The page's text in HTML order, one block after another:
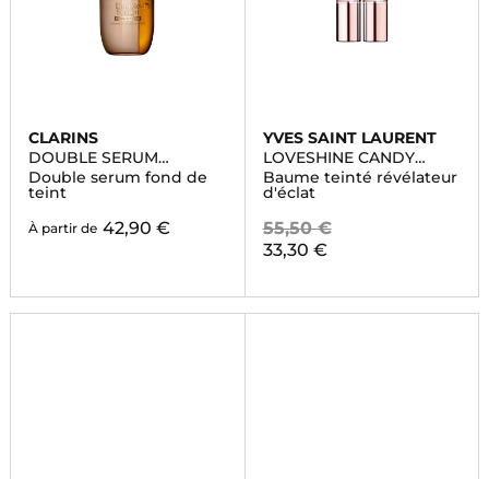
CLARINS
DOUBLE SERUM
FOUNDATION
Double serum fond de
teint
À partir de 42,90 €
YVES SAINT LAURENT
LOVESHINE CANDY
GLOW
Baume teinté révélateur
d'éclat
55,50 €
33,30 €